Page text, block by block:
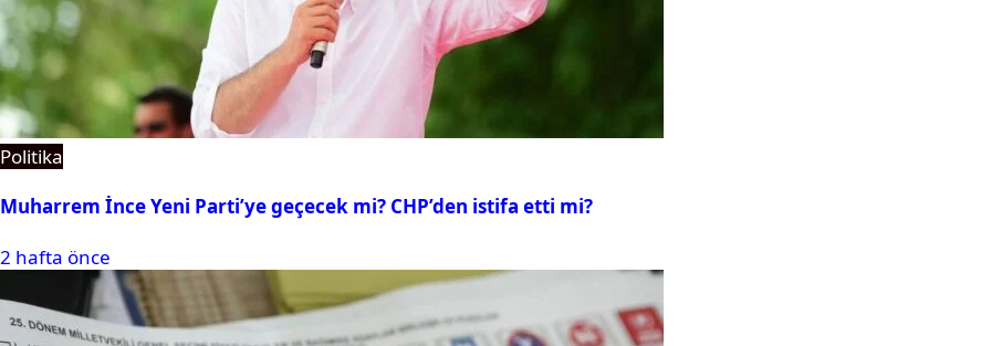
Politika
Muharrem İnce Yeni Parti’ye geçecek mi? CHP’den istifa etti mi?
2 hafta önce